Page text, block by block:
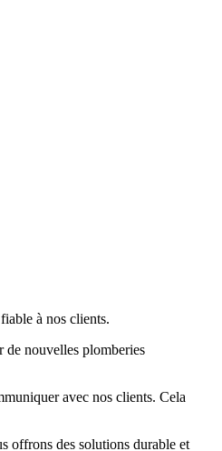
à nos clients.
de nouvelles plomberies
avec nos clients. Cela
offrons des solutions durable et